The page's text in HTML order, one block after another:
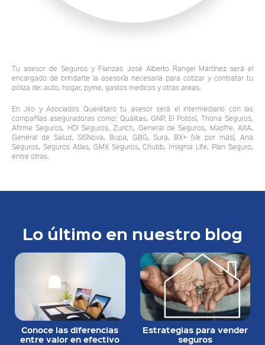
Tu asesor de Seguros y Fianzas José Alberto Rangel Martínez será el
encargado de brindarte la asesoría necesaria para cotizar y contratar tu
póliza de: auto, hogar, pyme, gastos medicos y otras areas.
En Jiro y Asociados Querétaro tu asesor será el intermediario con las
compañías aseguradoras como: Quálitas, GNP, El Potosí, Thona Seguros,
Afirme Seguros, HDI Seguros, Zurich, General de Seguros, Mapfre, AXA,
General de Salud, SiSNova, Bupa, GBG, Sura, BX+ (Ve por más), Ana
Seguros, Seguros Atlas, GMX Seguros, Chubb, Insignia Life, Plan Seguro,
entre otras.
Lo último en nuestro blog
Conoce las diferencias
entre valor en efectivo
Estrategias para vender
seguros